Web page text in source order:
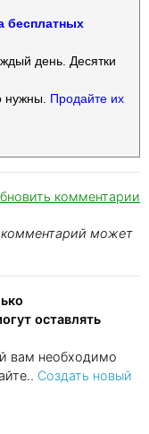
бесплатных
день. Десятки
нужны. Продайте их
комментарии
может
оставлять
вам необходимо
Создать новый